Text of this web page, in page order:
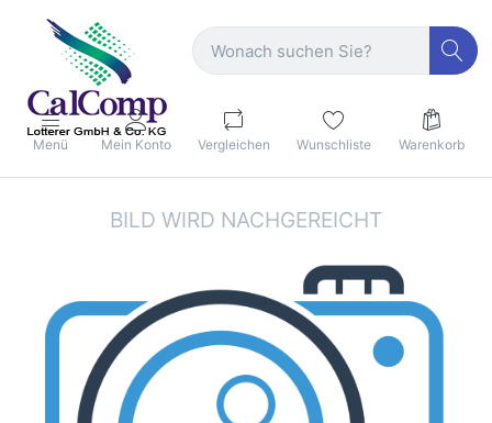
Menü Mein Konto Vergleichen Wunschliste Warenkorb